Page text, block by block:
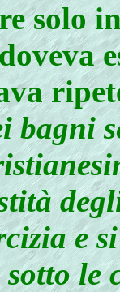
solo
bagni
e
le